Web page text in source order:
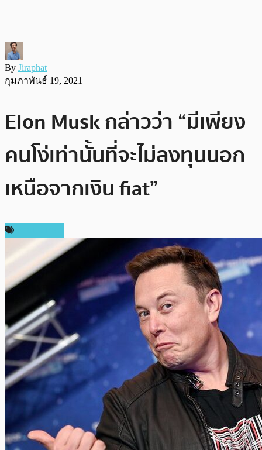
By Jiraphat
กุมภาพันธ์ 19, 2021
Elon Musk กล่าวว่า “มีเพียง
คนโง่เท่านั้นที่จะไม่ลงทุนนอก
เหนือจากเงิน fiat”